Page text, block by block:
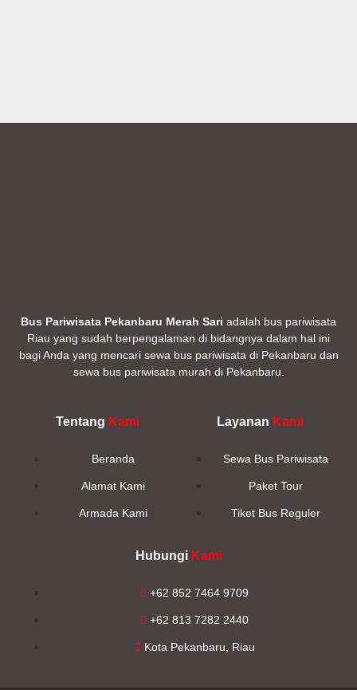
Bus Pariwisata Pekanbaru Merah Sari adalah bus pariwisata
Riau yang sudah berpengalaman di bidangnya dalam hal ini
bagi Anda yang mencari sewa bus pariwisata di Pekanbaru dan
sewa bus pariwisata murah di Pekanbaru.
Tentang Kami
Beranda
Alamat Kami
Armada Kami
Layanan Kami
Sewa Bus Pariwisata
Paket Tour
Tiket Bus Reguler
Hubungi Kami
+62 852 7464 9709
+62 813 7282 2440
Kota Pekanbaru, Riau